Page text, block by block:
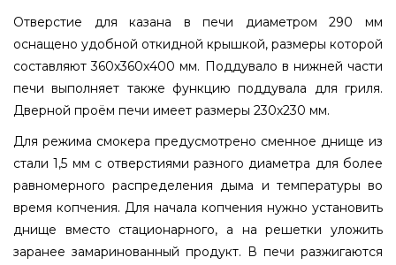
Отверстие для казана в печи диаметром 290 мм
оснащено удобной откидной крышкой, размеры которой
составляют 360х360х400 мм. Поддувало в нижней части
печи выполняет также функцию поддувала для гриля.
Дверной проём печи имеет размеры 230х230 мм.
Для режима смокера предусмотрено сменное днище из
стали 1,5 мм с отверстиями разного диаметра для более
равномерного распределения дыма и температуры во
время копчения. Для начала копчения нужно установить
днище вместо стационарного, а на решетки уложить
заранее замаринованный продукт. В печи разжигаются